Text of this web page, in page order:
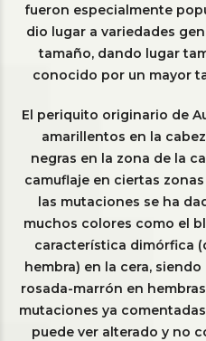
fueron especialmente
dio lugar a variedades
tamaño, dando lugar
conocido por un mayor
El periquito originario de
amarillentos en la
negras en la zona de la
camuflaje en ciertas
las mutaciones se ha
muchos colores como el
característica dimórfica
hembra) en la cera,
rosada-marrón en
mutaciones ya
puede ver alterado y no